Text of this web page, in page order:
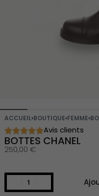
ACCUEIL›BOUTIQUE›FEMME›
Avis clients
BOTTES CHANEL
250,00 €